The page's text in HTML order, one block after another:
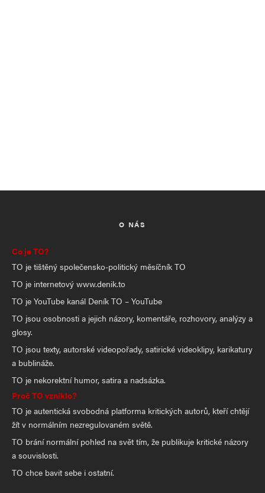
O NÁS
Co je TO?
TO je tištěný společensko-politický měsíčník TO
TO je internetový www.denik.to
TO je YouTube kanál Deník TO – YouTube
TO jsou osobnosti a jejich názory, komentáře, rozhovory, analýzy a
glosy.
TO jsou texty, autorské videopořady, satirické videoklipy, karikatury
a bublináže.
TO je nekorektní humor, satira a nadsázka.
Proč TO vzniklo?
TO je autentická svobodná platforma kritických autorů, kteří chtějí
žít v normálním nezregulovaném světě.
TO brání normální pohled na svět tím, že publikuje kritické názory
a souvislosti.
TO chce bavit sebe i ostatní.